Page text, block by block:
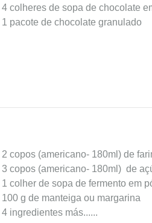
4 colheres de sopa de chocolate
1 pacote de chocolate granulado
2 copos (americano- 180ml) de
3 copos (americano- 180ml) de
1 colher de sopa de fermento em
100 g de manteiga ou margarina
4 ingredientes más...